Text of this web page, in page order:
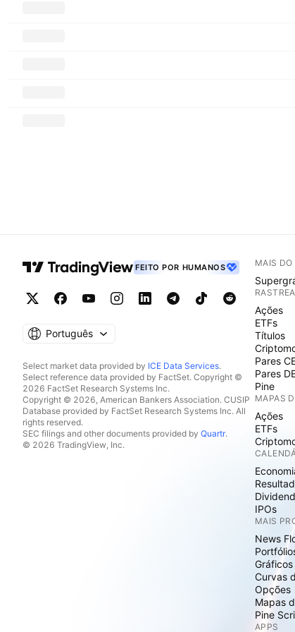
FEITO POR HUMANOS
Português
Select market data provided by ICE Data Services.
Select reference data provided by FactSet. Copyright ©
2026 FactSet Research Systems Inc.
Copyright © 2026, American Bankers Association. CUSIP
Database provided by FactSet Research Systems Inc. All
rights reserved.
SEC filings and other documents provided by Quartr.
© 2026 TradingView, Inc.
MAIS
Ações
ETFs
Títulos
Pares
Pares
Pine
MAPAS
Ações
ETFs
IPOs
MAIS
News
Curvas
Opções
Mapas
Pine
APPS